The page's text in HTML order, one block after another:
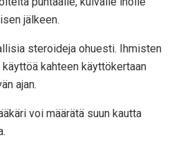
jälkeen.
steroideja ohuesti. Ihmisten
kahteen käyttökertaan
ajan.
voi määrätä suun kautta